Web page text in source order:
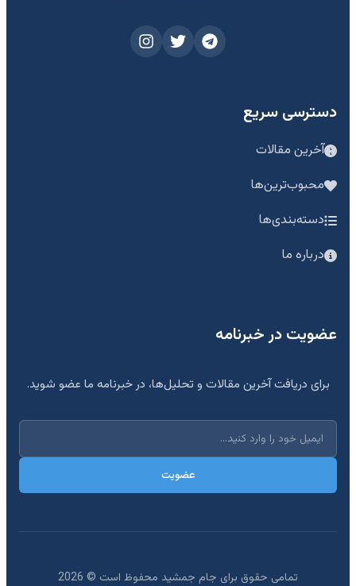
دسترسی سریع
آخرین مقالات
محبوب‌ترین‌ها
دسته‌بندی‌ها
درباره ما
عضویت در خبرنامه
برای دریافت آخرین مقالات و تحلیل‌ها، در خبرنامه ما عضو شوید.
عضویت
تمامی حقوق برای جام جمشید محفوظ است © 2026